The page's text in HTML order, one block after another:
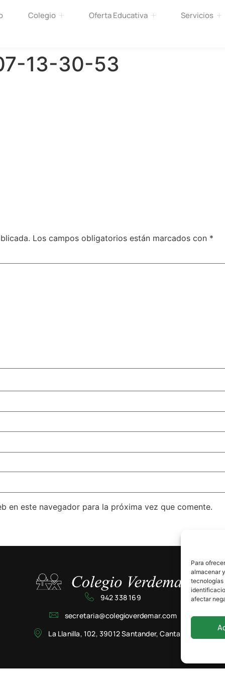
Para
almacenar
tecnologías
afectar
Colegio Oferta Educativa Servicios
13-30-53
Los campos obligatorios están marcados con *
en este navegador para la próxima vez que comente.
942 338 169
secretaria@colegioverdemar.com
La Llanilla, 102, 39012 Santander, Cantabria